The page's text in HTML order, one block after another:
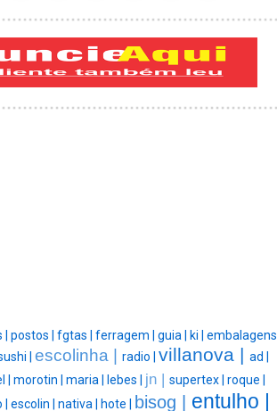
postos | fgtas | ferragem | guia | ki | embalagens
| escolinha | radio | villanova | ad |
| morotin | maria | lebes | jn | supertex | roque |
escolin | nativa | hote | bisog | entulho |